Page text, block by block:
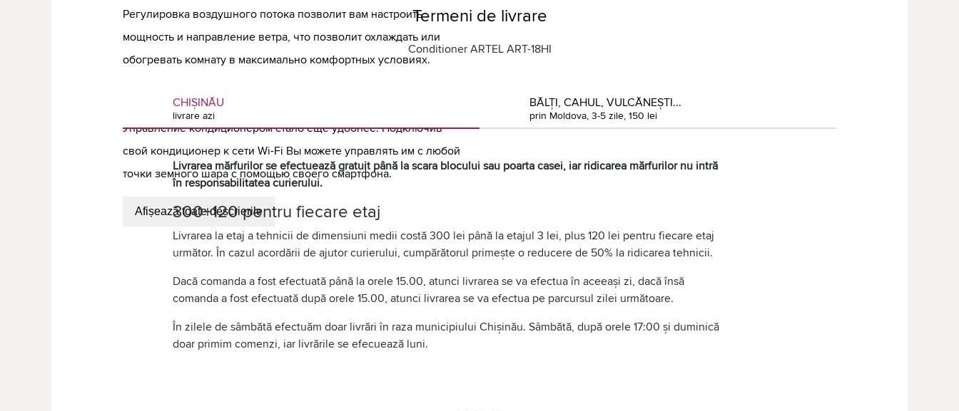
Регулировка воздушного потока позволит вам настроить
мощность и направление ветра, что позволит охлаждать или
обогревать комнату в максимально комфортных условиях.
Беспроводное управление Wi-Fi
Управление кондиционером стало еще удобнее. Подключив
свой кондиционер к сети Wi-Fi Вы можете управлять им с любой
точки земного шара с помощью своего смартфона.
Afișează toate descrierile
Termeni de livrare
Conditioner ARTEL ART-18HI
CHIȘINĂU
livrare azi
BĂLȚI, CAHUL, VULCĂNEȘTI...
prin Moldova, 3-5 zile, 150 lei
Livrarea mărfurilor se efectuează gratuit până la scara blocului sau poarta casei, iar ridicarea mărfurilor nu intră
în responsabilitatea curierului.
300+120 pentru fiecare etaj
Livrarea la etaj a tehnicii de dimensiuni medii costă 300 lei până la etajul 3 lei, plus 120 lei pentru fiecare etaj
următor. În cazul acordării de ajutor curierului, cumpărătorul primește o reducere de 50% la ridicarea tehnicii.
Dacă comanda a fost efectuată până la orele 15.00, atunci livrarea se va efectua în aceeași zi, dacă însă
comanda a fost efectuată după orele 15.00, atunci livrarea se va efectua pe parcursul zilei următoare.
În zilele de sâmbătă efectuăm doar livrări în raza municipiului Chișinău. Sâmbătă, după orele 17:00 și duminică
doar primim comenzi, iar livrările se efecuează luni.